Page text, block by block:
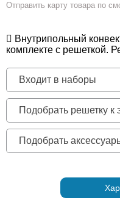
Отправить карту товара по
Внутрипольный
комплекте с решеткой.
Входит в наборы
Подобрать решетку к
Подобрать